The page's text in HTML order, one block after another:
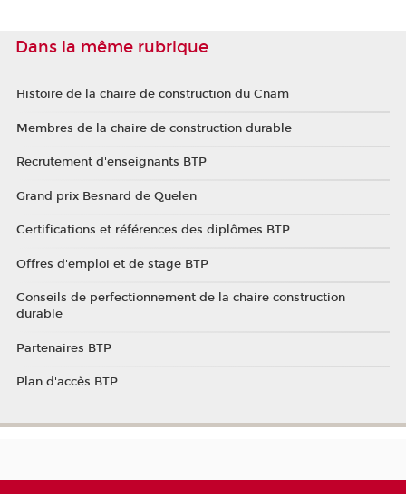
Dans la même rubrique
Histoire de la chaire de construction du Cnam
Membres de la chaire de construction durable
Recrutement d'enseignants BTP
Grand prix Besnard de Quelen
Certifications et références des diplômes BTP
Offres d'emploi et de stage BTP
Conseils de perfectionnement de la chaire construction
durable
Partenaires BTP
Plan d'accès BTP